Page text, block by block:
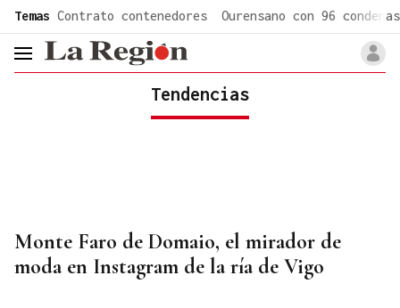
Temas Contrato contenedores Ourensano con 96 condenas
header.menu.open
Tendencias
Monte Faro de Domaio, el mirador de
moda en Instagram de la ría de Vigo